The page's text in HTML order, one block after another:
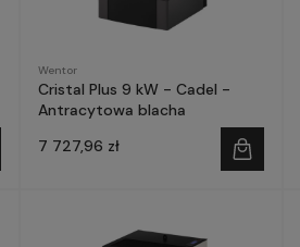
Wentor
Cristal Plus 9 kW - Cadel -
Antracytowa blacha
7 727,96 zł